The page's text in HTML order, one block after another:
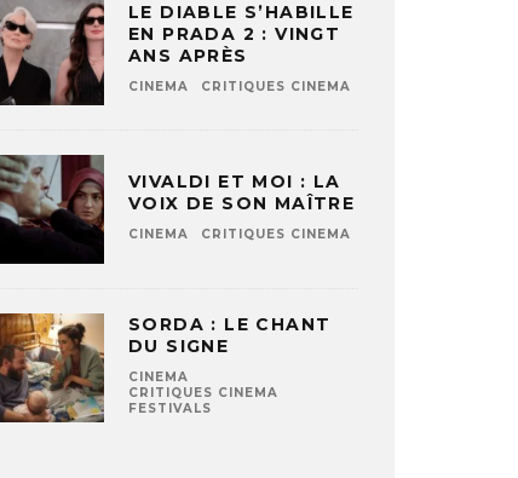
LE DIABLE S’HABILLE
EN PRADA 2 : VINGT
ANS APRÈS
CINEMA CRITIQUES CINEMA
VIVALDI ET MOI : LA
VOIX DE SON MAÎTRE
CINEMA CRITIQUES CINEMA
SORDA : LE CHANT
DU SIGNE
CINEMA
CRITIQUES CINEMA
FESTIVALS